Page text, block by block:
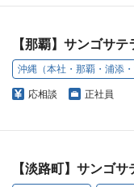
【那覇】サンゴサテ
応相談 正社員
【淡路町】サンゴサ